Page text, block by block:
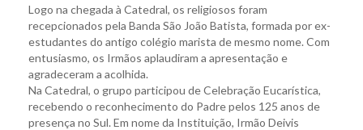
Logo na chegada à Catedral, os religiosos foram
recepcionados pela Banda São João Batista, formada por ex-
estudantes do antigo colégio marista de mesmo nome. Com
entusiasmo, os Irmãos aplaudiram a apresentação e
agradeceram a acolhida.
Na Catedral, o grupo participou de Celebração Eucarística,
recebendo o reconhecimento do Padre pelos 125 anos de
presença no Sul. Em nome da Instituição, Irmão Deivis